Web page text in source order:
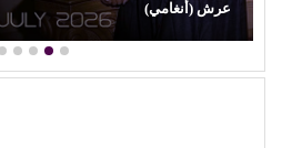
عرش (أنغامي)